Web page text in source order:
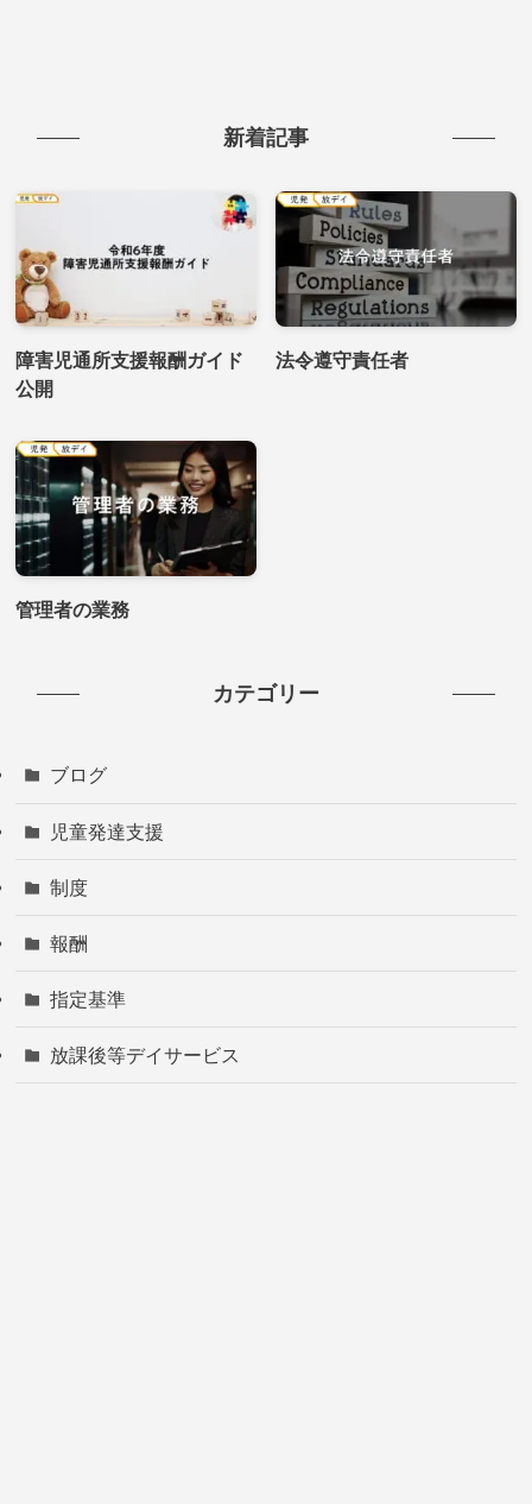
新着記事
障害児通所支援報酬ガイド
公開
法令遵守責任者
管理者の業務
カテゴリー
ブログ
児童発達支援
制度
報酬
指定基準
放課後等デイサービス